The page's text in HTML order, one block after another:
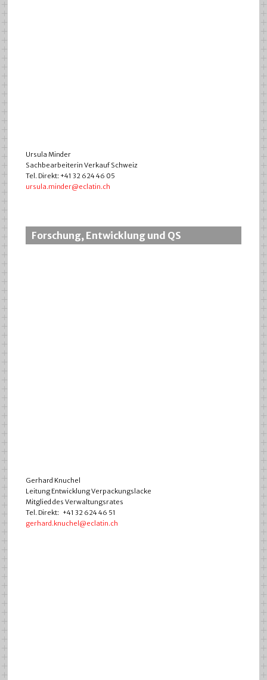
Ursula Minder
Sachbearbeiterin Verkauf Schweiz
Tel. Direkt: +41 32 624 46 05
ursula.minder@eclatin.ch
Forschung, Entwicklung und QS
Gerhard Knuchel
Leitung Entwicklung Verpackungslacke
Mitglied des Verwaltungsrates
Tel. Direkt: +41 32 624 46 51
gerhard.knuchel@eclatin.ch